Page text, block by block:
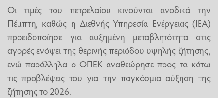
Οι τιμές του πετρελαίου κινούνται ανοδικά την
Πέμπτη, καθώς η Διεθνής Υπηρεσία Ενέργειας (IEA)
προειδοποίησε για αυξημένη μεταβλητότητα στις
αγορές ενόψει της θερινής περιόδου υψηλής ζήτησης,
ενώ παράλληλα ο ΟΠΕΚ αναθεώρησε προς τα κάτω
τις προβλέψεις του για την παγκόσμια αύξηση της
ζήτησης το 2026.